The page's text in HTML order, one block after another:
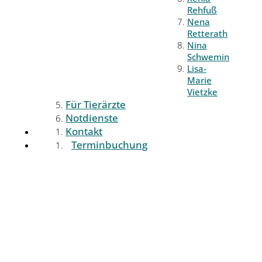
Rehfuß
Nena
Retterath
Nina
Schwemin
Lisa-
Marie
Vietzke
Für Tierärzte
Notdienste
Kontakt
Terminbuchung